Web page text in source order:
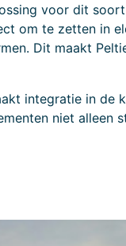
voor dit
om te zetten in
Dit maakt
integratie in de
niet